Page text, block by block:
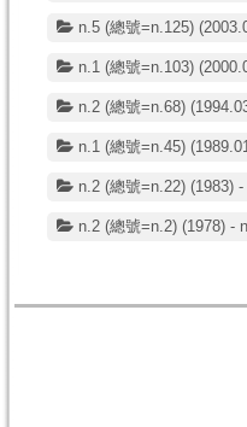
n.5 (總號=n.125)
n.1 (總號=n.103)
n.2 (總號=n.68)
n.1 (總號=n.45)
n.2 (總號=n.22) (1983)
n.2 (總號=n.2) (1978) -